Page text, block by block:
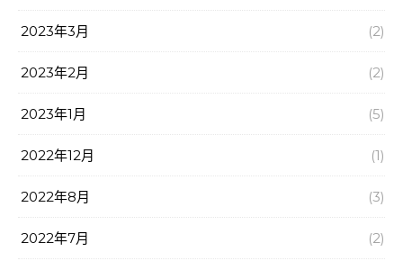
2023年3月 (2)
2023年2月 (2)
2023年1月 (5)
2022年12月 (1)
2022年8月 (3)
2022年7月 (2)